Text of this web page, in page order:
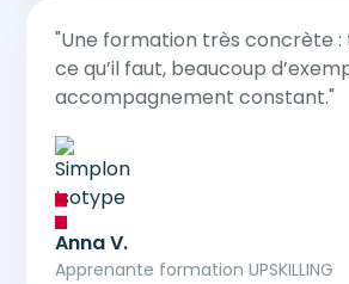
"Une formation très concrète :
ce qu’il faut, beaucoup
accompagnement constant."
Anna V.
Apprenante formation UPSKILLING